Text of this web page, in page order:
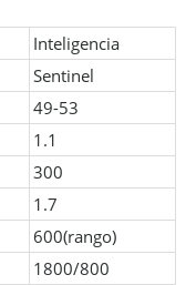
Inteligencia
Sentinel
49-53
1.1
300
1.7
600(rango)
1800/800